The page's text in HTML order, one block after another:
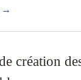
→
création